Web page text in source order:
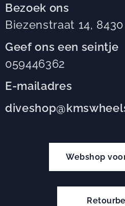
Bezoek ons
Biezenstraat 14,
Geef ons een seintje
059446362
E-mailadres
Webshop